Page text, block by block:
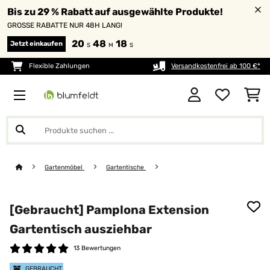
Bis zu 29 % Rabatt auf ausgewählte Produkte!
GROSSE RABATTE NUR 48H LANG!
Jetzt einkaufen 20 S 48 M 16 S
Flexible Zahlungen Versandkostenfrei ab 100 €*
Gartenmöbel Gartentische
[Gebraucht] Pamplona Extension
Gartentisch ausziehbar
13 Bewertungen